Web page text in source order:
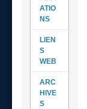
ATIO
NS
LIEN
S
WEB
ARC
HIVE
S